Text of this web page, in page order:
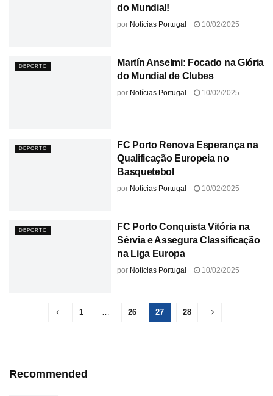
do Mundial!
por Notícias Portugal 10/02/2025
DEPORTO
Martín Anselmi: Focado na Glória
do Mundial de Clubes
por Notícias Portugal 10/02/2025
DEPORTO
FC Porto Renova Esperança na
Qualificação Europeia no
Basquetebol
por Notícias Portugal 10/02/2025
DEPORTO
FC Porto Conquista Vitória na
Sérvia e Assegura Classificação
na Liga Europa
por Notícias Portugal 10/02/2025
1 26 27 28
Recommended